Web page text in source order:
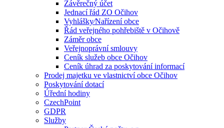
Závěrečný účet
Jednací řád ZO Očihov
Vyhlášky⁄Nařízení obce
Řád veřejného pohřebiště v Očihově
Záměr obce
Veřejnoprávní smlouvy
Ceník služeb obce Očihov
Ceník úhrad za poskytování informací
Prodej majetku ve vlastnictví obce Očihov
Poskytování dotací
Úřední hodiny
CzechPoint
GDPR
Služby